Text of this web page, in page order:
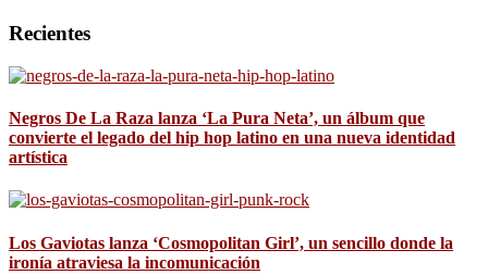
Recientes
Negros De La Raza lanza ‘La Pura Neta’, un álbum que
convierte el legado del hip hop latino en una nueva identidad
artística
Los Gaviotas lanza ‘Cosmopolitan Girl’, un sencillo donde la
ironía atraviesa la incomunicación